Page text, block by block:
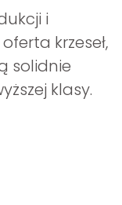
i
krzeseł,
solidnie
klasy.